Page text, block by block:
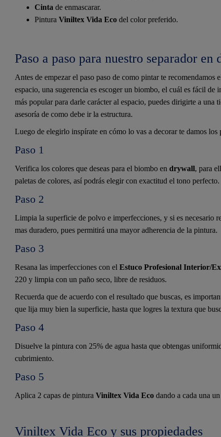
Cinta de enmascarar.
PinturaViniltex Vida Eco del color preferido.
Paso a paso para nuestro separador en
Antes de empezar el paso paso de como pintar te
espacio, una sugerencia es escoger un biombo, el cuál es fácil
más popular para darle carácter al espacio, puedes dirigirte a una
asesoría de como debe ir la estructura.
Luego de elegirlo inspírate en cómo lo vas a decorar te damos los
Paso 1
Verifica los colores que deseas para el biombo endrywall, para
paletas de colores, así podrás elegir con exactitud el tono perfecto.
Paso 2
Limpia la superficie de polvo e imperfecciones, y si es necesario
mas duradero, pues permitirá una mayor adherencia de la pintura.
Paso 3
Resana las imperfecciones con elEstuco Profesional Interior/
220 y limpia con un paño seco, libre de residuos.
Recuerda que de acuerdo con el resultado que buscas, es
que lija muy bien la superficie, hasta que logres la textura que
Paso 4
Disuelve la pintura con 25% de agua hasta que obtengas
cubrimiento.
Paso 5
Aplica 2 capas de pinturaViniltex Vida Ecodando a cada una
Viniltex Vida Eco y sus propiedades